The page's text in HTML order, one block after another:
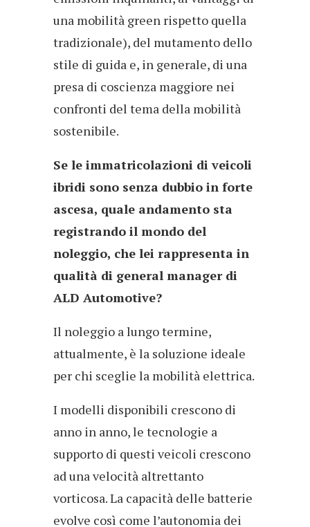
una mobilità green rispetto quella
tradizionale), del mutamento dello
stile di guida e, in generale, di una
presa di coscienza maggiore nei
confronti del tema della mobilità
sostenibile.
Se le immatricolazioni di veicoli
ibridi sono senza dubbio in forte
ascesa, quale andamento sta
registrando il mondo del
noleggio, che lei rappresenta in
qualità di general manager di
ALD Automotive?
Il noleggio a lungo termine,
attualmente, è la soluzione ideale
per chi sceglie la mobilità elettrica.
I modelli disponibili crescono di
anno in anno, le tecnologie a
supporto di questi veicoli crescono
ad una velocità altrettanto
vorticosa. La capacità delle batterie
evolve così come l’autonomia dei